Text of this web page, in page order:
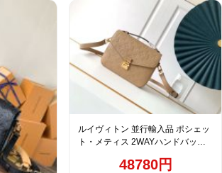
ルイヴィトン 並行輸入品 ポシェッ
ト・メティス 2WAYハンドバッグ
ザー 上品デザイン M41487
48780円